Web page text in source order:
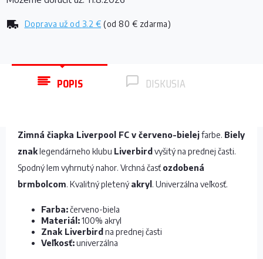
Doprava už od 3.2 € (od 80 € zdarma)
POPIS DISKUSIA
Zimná čiapka Liverpool FC v červeno-bielejfarbe. Biely
znaklegendárneho klubu Liverbird vyšitý na prednej časti.
Spodný lem vyhrnutý nahor. Vrchná časť ozdobená
brmbolcom. Kvalitný pletenýakryl . Univerzálna veľkosť.
Farba:červeno-biela
Materiál:100% akryl
Znak Liverbird na prednej časti
Veľkosť:univerzálna